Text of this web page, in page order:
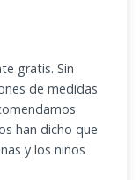
gratis. Sin
de medidas
han dicho que
y los niños